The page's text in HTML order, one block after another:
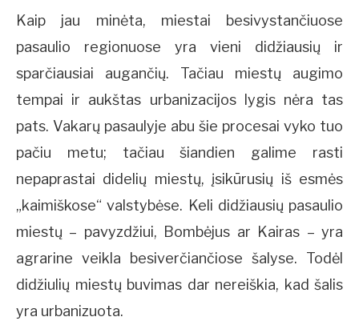
Kaip jau minėta, miestai besivystančiuose
pasaulio regionuose yra vieni didžiausių ir
sparčiausiai augančių. Tačiau miestų augimo
tempai ir aukštas urbanizacijos lygis nėra tas
pats. Vakarų pasaulyje abu šie procesai vyko tuo
pačiu metu; tačiau šiandien galime rasti
nepaprastai didelių miestų, įsikūrusių iš esmės
„kaimiškose“ valstybėse. Keli didžiausių pasaulio
miestų – pavyzdžiui, Bombėjus ar Kairas – yra
agrarine veikla besiverčiančiose šalyse. Todėl
didžiulių miestų buvimas dar nereiškia, kad šalis
yra urbanizuota.